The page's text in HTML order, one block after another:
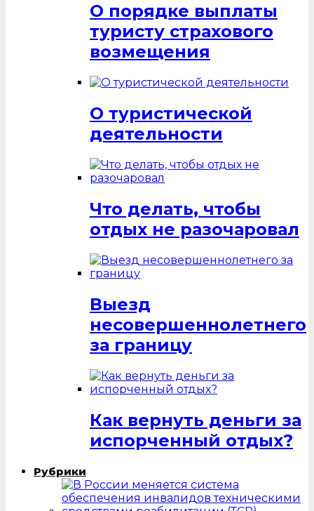
О порядке выплаты
туристу страхового
возмещения
О туристической
деятельности
Что делать, чтобы
отдых не разочаровал
Выезд
несовершеннолетнего
за границу
Как вернуть деньги за
испорченный отдых?
Рубрики